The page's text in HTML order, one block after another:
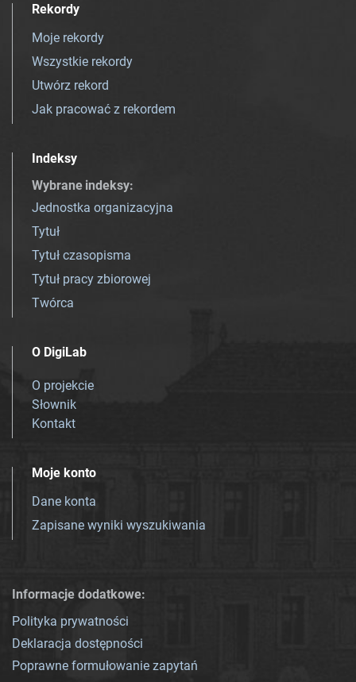
Rekordy
Moje rekordy
Wszystkie rekordy
Utwórz rekord
Jak pracować z rekordem
Indeksy
Wybrane indeksy:
Jednostka organizacyjna
Tytuł
Tytuł czasopisma
Tytuł pracy zbiorowej
Twórca
O DigiLab
O projekcie
Słownik
Kontakt
Moje konto
Dane konta
Zapisane wyniki wyszukiwania
Informacje dodatkowe:
Polityka prywatności
Deklaracja dostępności
Poprawne formułowanie zapytań